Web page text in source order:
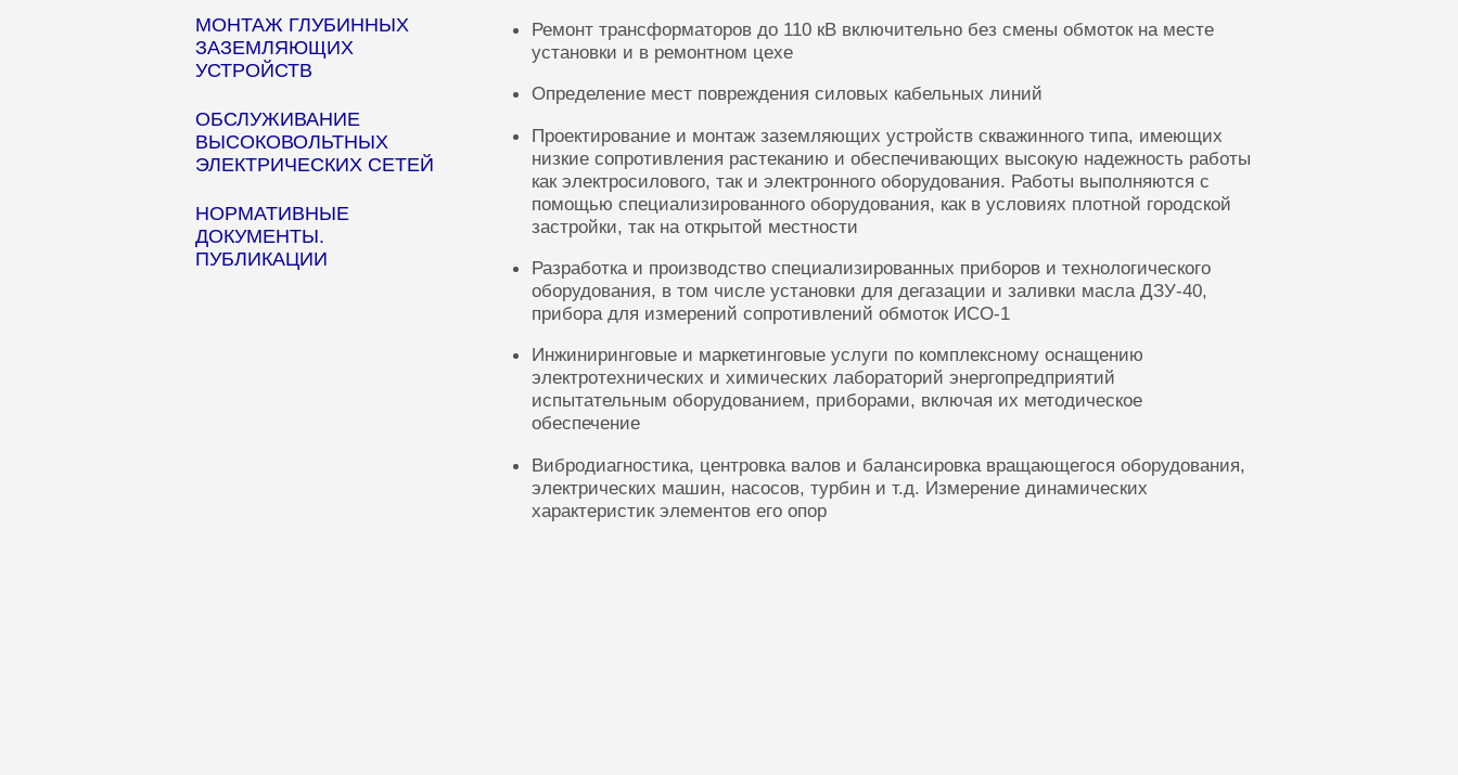
МОНТАЖ ГЛУБИННЫХ
ЗАЗЕМЛЯЮЩИХ
УСТРОЙСТВ
ОБСЛУЖИВАНИЕ
ВЫСОКОВОЛЬТНЫХ
ЭЛЕКТРИЧЕСКИХ СЕТЕЙ
НОРМАТИВНЫЕ
ДОКУМЕНТЫ.
ПУБЛИКАЦИИ
Ремонт трансформаторов до 110 кВ включительно без смены обмоток на месте
установки и в ремонтном цехе
Определение мест повреждения силовых кабельных линий
Проектирование и монтаж заземляющих устройств скважинного типа, имеющих
низкие сопротивления растеканию и обеспечивающих высокую надежность работы
как электросилового, так и электронного оборудования. Работы выполняются с
помощью специализированного оборудования, как в условиях плотной городской
застройки, так на открытой местности
Разработка и производство специализированных приборов и технологического
оборудования, в том числе установки для дегазации и заливки масла ДЗУ-40,
прибора для измерений сопротивлений обмоток ИСО-1
Инжиниринговые и маркетинговые услуги по комплексному оснащению
электротехнических и химических лабораторий энергопредприятий
испытательным оборудованием, приборами, включая их методическое
обеспечение
Вибродиагностика, центровка валов и балансировка вращающегося оборудования,
электрических машин, насосов, турбин и т.д. Измерение динамических
характеристик элементов его опор